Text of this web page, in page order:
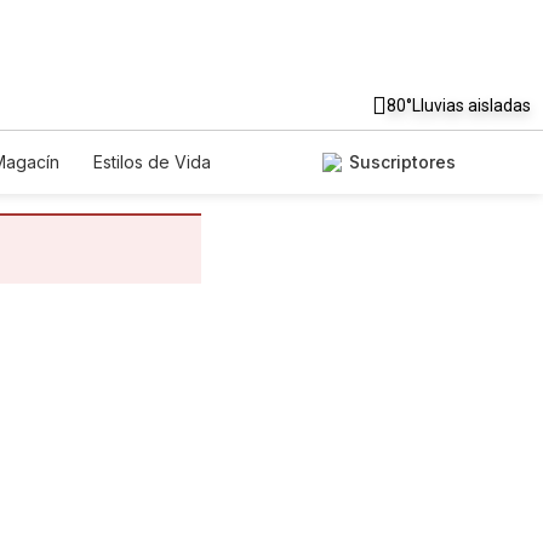
80°Lluvias aisladas
Estilos de Vida
Suscriptores